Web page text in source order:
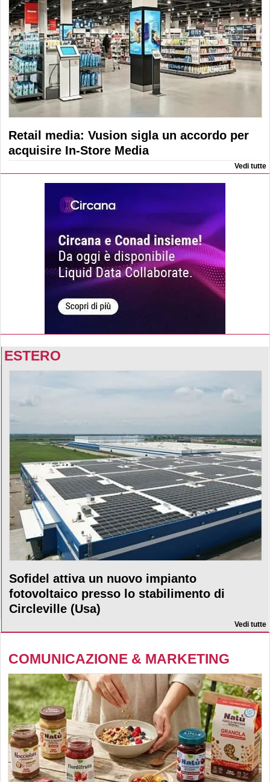
Retail media: Vusion sigla un accordo per
acquisire In-Store Media
Vedi tutte
ESTERO
Sofidel attiva un nuovo impianto
fotovoltaico presso lo stabilimento di
Circleville (Usa)
Vedi tutte
COMUNICAZIONE & MARKETING